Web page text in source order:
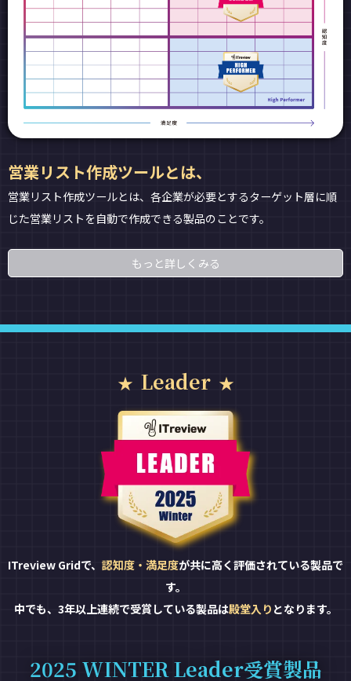
営業リスト作成ツールとは、
営業リスト作成ツールとは、各企業が必要とするターゲット層に順
じた営業リストを自動で作成できる製品のことです。
もっと詳しくみる
Leader
ITreview Gridで、 認知度・満足度が共に高く評価されている製品で
す。
中でも、3年以上連続で受賞している製品は殿堂入り となります。
2025 WINTER Leader受賞製品